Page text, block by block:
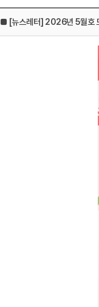
■ [뉴스레터] 2026년 5월호